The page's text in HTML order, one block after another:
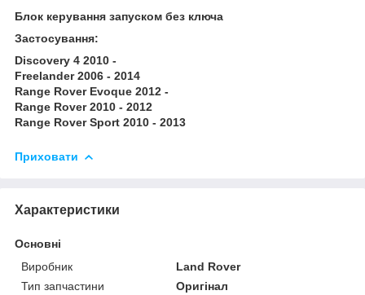
Блок керування запуском без ключа
Застосування:
Discovery 4 2010 -
Freelander 2006 - 2014
Range Rover Evoque 2012 -
Range Rover 2010 - 2012
Range Rover Sport 2010 - 2013
Приховати
Характеристики
Основні
Виробник
Land Rover
Тип запчастини
Оригінал